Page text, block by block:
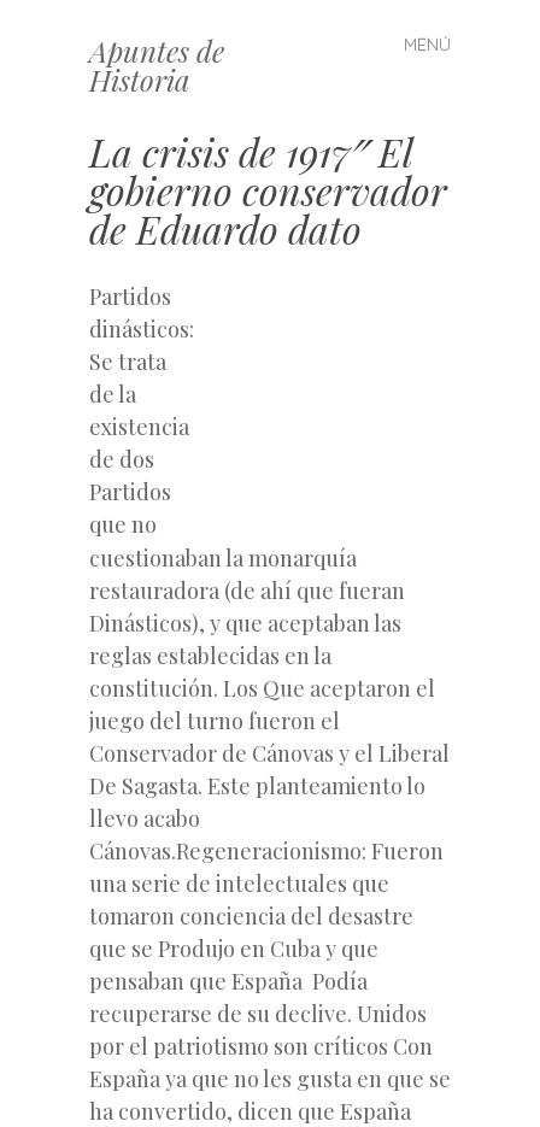
Apuntes de
Historia
MENÚ
Saltar
al
La crisis de 1917″ El
gobierno conservador
de Eduardo dato
Partidos
dinásticos:
Se trata
de la
existencia
de dos
Partidos
que no
cuestionaban la monarquía
restauradora (de ahí que fueran
Dinásticos), y que aceptaban las
reglas establecidas en la
constitución. Los Que aceptaron el
juego del turno fueron el
Conservador de Cánovas y el Liberal
De Sagasta. Este planteamiento lo
llevo acabo
Cánovas.Regeneracionismo: Fueron
una serie de intelectuales que
tomaron conciencia del desastre
que se Produjo en Cuba y que
pensaban que España Podía
recuperarse de su declive. Unidos
por el patriotismo son críticos Con
España ya que no les gusta en que se
ha convertido, dicen que España